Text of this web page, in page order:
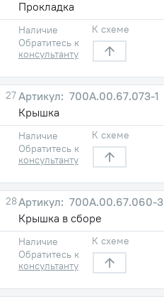
Прокладка
Наличие
Обратитесь к
консультанту
К схеме
27
700А.00.67.073-1
Крышка
Наличие
Обратитесь к
консультанту
К схеме
28
700А.00.67.060-3
Крышка в сборе
Наличие
Обратитесь к
консультанту
К схеме